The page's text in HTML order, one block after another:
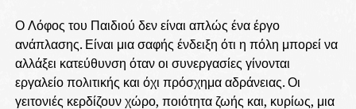
Ο Λόφος του Παιδιού δεν είναι απλώς ένα έργο
ανάπλασης. Είναι μια σαφής ένδειξη ότι η πόλη μπορεί να
αλλάξει κατεύθυνση όταν οι συνεργασίες γίνονται
εργαλείο πολιτικής και όχι πρόσχημα αδράνειας. Οι
γειτονιές κερδίζουν χώρο, ποιότητα ζωής και, κυρίως, μια